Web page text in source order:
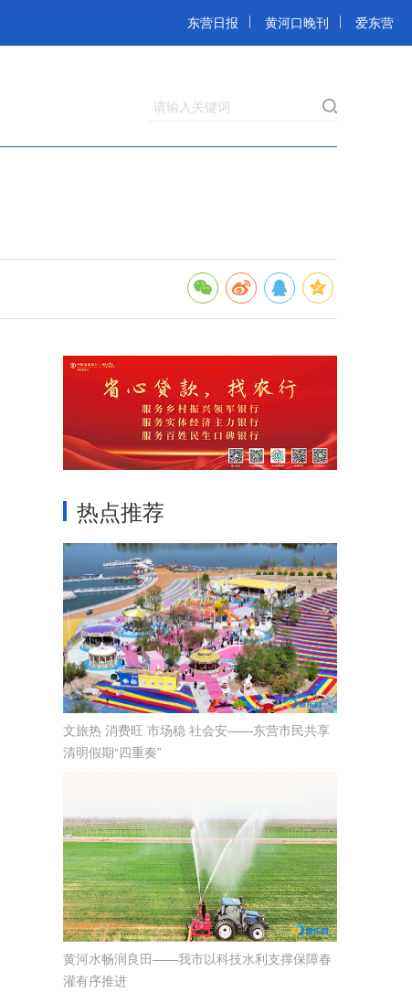
东营日报 黄河口晚刊 爱东营
请输入关键词
热点推荐
文旅热 消费旺 市场稳 社会安——东营市民共享
清明假期“四重奏”
黄河水畅润良田——我市以科技水利支撑保障春
灌有序推进